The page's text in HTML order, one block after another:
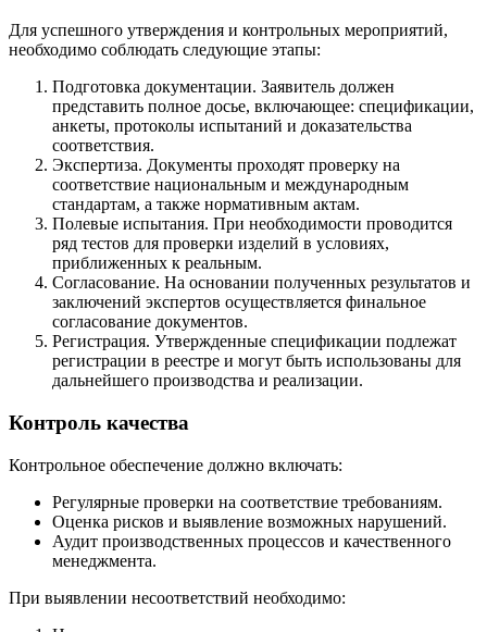
Для успешного утверждения и контрольных мероприятий,
необходимо соблюдать следующие этапы:
Подготовка документации. Заявитель должен
представить полное досье, включающее: спецификации,
анкеты, протоколы испытаний и доказательства
соответствия.
Экспертиза. Документы проходят проверку на
соответствие национальным и международным
стандартам, а также нормативным актам.
Полевые испытания. При необходимости проводится
ряд тестов для проверки изделий в условиях,
приближенных к реальным.
Согласование. На основании полученных результатов и
заключений экспертов осуществляется финальное
согласование документов.
Регистрация. Утвержденные спецификации подлежат
регистрации в реестре и могут быть использованы для
дальнейшего производства и реализации.
Контроль качества
Контрольное обеспечение должно включать:
Регулярные проверки на соответствие требованиям.
Оценка рисков и выявление возможных нарушений.
Аудит производственных процессов и качественного
менеджмента.
При выявлении несоответствий необходимо: